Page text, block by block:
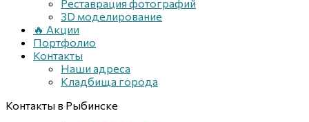
Реставрация фотографий
3D моделирование
🔥 Акции
Портфолио
Контакты
Наши адреса
Кладбища города
Контакты в Рыбинске